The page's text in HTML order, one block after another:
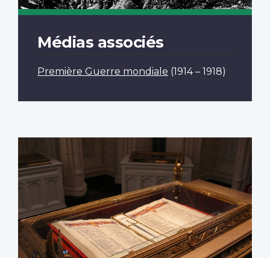
Médias associés
Première Guerre mondiale (1914 – 1918)